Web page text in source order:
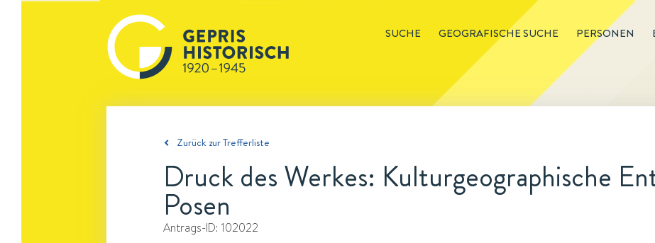
SUCHE GEOGRAFISCHE SUCHE PERSONEN
Zurück zur Trefferliste
Druck des Werkes: Kulturgeographische
Posen
Antrags-ID: 102022